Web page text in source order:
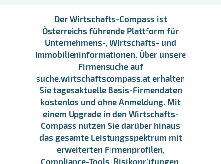
Der Wirtschafts-Compass ist
Österreichs führende Plattform für
Unternehmens-, Wirtschafts- und
Immobilieninformationen. Über unsere
Firmensuche auf
suche.wirtschaftscompass.at erhalten
Sie tagesaktuelle Basis-Firmendaten
kostenlos und ohne Anmeldung. Mit
einem Upgrade in den Wirtschafts-
Compass nutzen Sie darüber hinaus
das gesamte Leistungsspektrum mit
erweiterten Firmenprofilen,
Compliance-Tools, Risikoprüfungen,